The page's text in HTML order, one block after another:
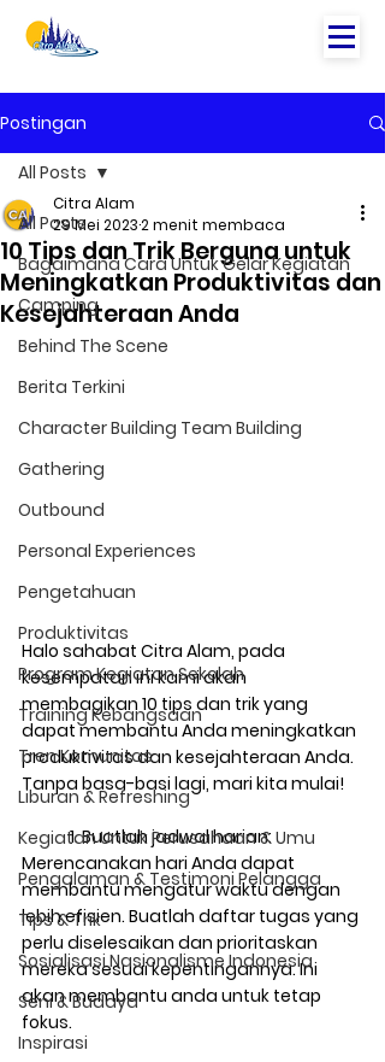
Postingan
All Posts
Bagaimana Cara Untuk Gelar Kegiatan
Camping
Behind The Scene
Berita Terkini
Character Building Team Building
Gathering
Outbound
Personal Experiences
Pengetahuan
Produktivitas
Program Kegiatan Sekolah
Training Kebangsaan
Tren Komunitas
Liburan & Refreshing
Kegiatan Untuk Perusahaan & Umu
Pengalaman & Testimoni Pelangga
Tips & Trik
Sosialisasi Nasionalisme Indonesia
Seni & Budaya
Inspirasi
All Posts
10 Tips dan Trik Berguna untuk
Meningkatkan Produktivitas dan
Kesejahteraan Anda
Citra Alam
29 Mei 20232 menit membaca
Halo sahabat Citra Alam, pada
kesempatan ini kami akan
membagikan 10 tips dan trik yang
dapat membantu Anda meningkatkan
produktivitas dan kesejahteraan Anda.
Tanpa basa-basi lagi, mari kita mulai!
1. Buatlah jadwal harian:
Merencanakan hari Anda dapat
membantu mengatur waktu dengan
lebih efisien. Buatlah daftar tugas yang
perlu diselesaikan dan prioritaskan
mereka sesuai kepentingannya. Ini
akan membantu anda untuk tetap
fokus.